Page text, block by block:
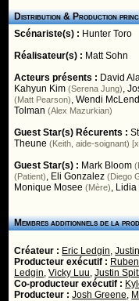
Distribution & Production
Scénariste(s) : Hunter Toro
Réalisateur(s) : Matt Sohn
Acteurs présents : David
Kahyun Kim (Serena Jung),
(Matt Pearson),Wendi
Tolman (Alex Mazurkian)
Guest Star(s) Récurents :
Theune (Keith, aide-soignant)
Guest Star(s) : Mark Bloom
(Patient), Eli Gonzalez (Diego
Monique Mosee (Mère), Lidia
Membres additionnels de la
Créateur : Eric Ledgin,
Producteur exécutif :
Ledgin,Vicky Luu,Justin
Co-producteur exécutif :
Producteur :Josh Greene,